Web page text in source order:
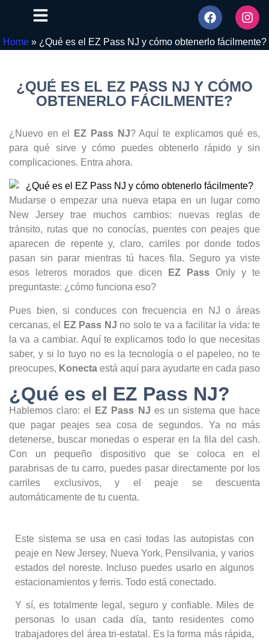
Home» ¿Qué es el EZ Pass NJ y cómo obtenerlo fácilmente?
¿QUÉ ES EL EZ PASS NJ Y CÓMO
OBTENERLO FÁCILMENTE?
¿Nuevo en el EZ Pass NJ? Aquí te explicamos qué es,
para qué sirve y cómo puedes obtenerlo rápido y sin
complicaciones. Entra ahora.
Mudarse o empezar una nueva etapa en un lugar como
New Jersey trae muchos cambios: nuevas reglas de
tránsito, rutas que no conocías, puentes con peajes que
aparecen de repente y, claro, carriles por donde todos
pasan sin parar mientras tú haces fila. Seguro ya viste
esos letreros morados que dicen
EZ Pass Only y te
preguntaste: ¿cómo funciona eso?
Pues bien, si conduces con frecuencia en NJ o áreas
cercanas, el
EZ Pass NJ no solo te va a facilitar la vida: te
la va a cambiar. Aquí te explicamos todo lo que necesitas
saber, y si lo tuyo no es la tecnología o el papeleo, no te
preocupes, Konecta está aquí para ayudarte en cada paso
¿Qué es el EZ Pass NJ?
Hablemos claro: el EZ Pass NJ es un sistema que hace
que pagar peajes sea cosa de segundos. Ya no más
detenerse, buscar monedas o esperar en la fila del cash.
Con un pequeño dispositivo que se coloca en el
parabrisas de tu carro, puedes pasar directamente por los
carriles exclusivos, y el peaje se descuenta
automáticamente de tu cuenta.
Este sistema se usa en casi todas las autopistas con
peaje en New Jersey, Nueva York, Pensilvania, y varios
estados del noreste. Incluso puedes usarlo en algunos
estacionamientos y ferris. Todo está conectado.
Y sí, es totalmente legal, seguro y confiable. Miles de
personas lo usan cada día, tanto residentes como
trabajadores del área tri-estatal. Es la forma más rápida,